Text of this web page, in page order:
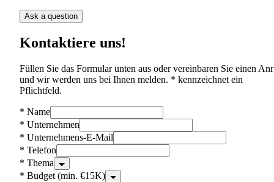
Ask a question
Kontaktiere uns!
Füllen Sie das Formular unten aus oder vereinbaren Sie einen
und wir werden uns bei Ihnen melden. * kennzeichnet ein
Pflichtfeld.
* Name
* Unternehmen
* Unternehmens-E-Mail
* Telefon
* Thema
* Budget (min. €15K)